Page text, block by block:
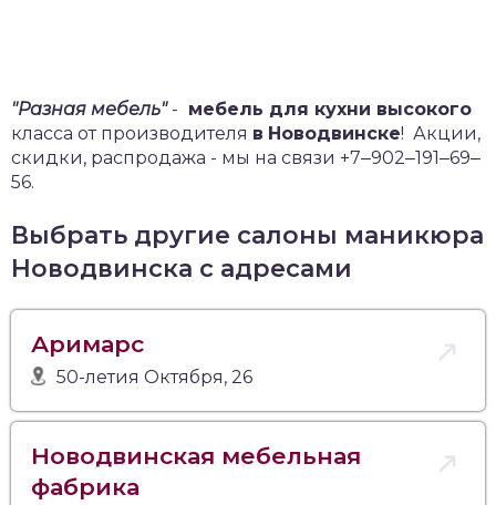
"Разная мебель"- мебель для кухни высокого
класса от производителя в Новодвинске! Акции,
скидки, распродажа - мы на связи +7‒902‒191‒69‒
56.
Выбрать другие салоны маникюра
Новодвинска с адресами
Аримарс
50-летия Октября, 26
Новодвинская мебельная
фабрика